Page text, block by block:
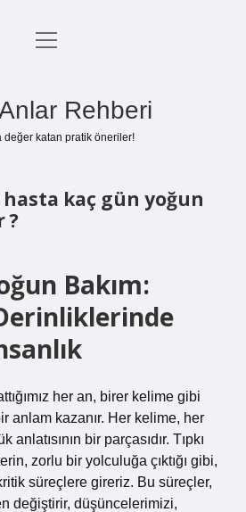
Anasayfa
menüyü
Rehberi
değer katan pratik öneriler!
kaç gün yoğun
?
Bakım:
her an, birer kelime gibi
anlam kazanır. Her kelime, her
anlatısının bir parçasıdır. Tıpkı
zorlu bir yolculuğa çıktığı gibi,
süreçlere gireriz. Bu süreçler,
değiştirir, düşüncelerimizi,